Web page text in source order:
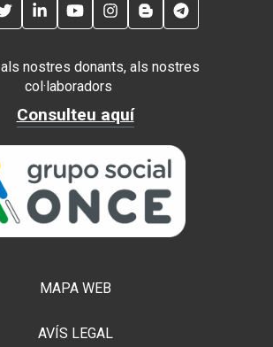
TWITTERLINKEDINYOUTUBEINSTAGRAM
BLOG
nostres donants, als nostres
col·laboradors
Consulteu aquí
MAPA WEB
AVÍS LEGAL